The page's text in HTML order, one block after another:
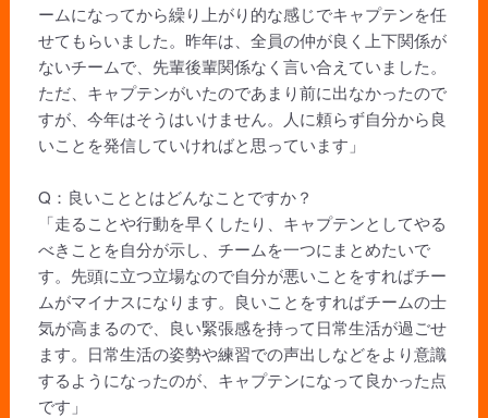
ームになってから繰り上がり的な感じでキャプテンを任
せてもらいました。昨年は、全員の仲が良く上下関係が
ないチームで、先輩後輩関係なく言い合えていました。
ただ、キャプテンがいたのであまり前に出なかったので
すが、今年はそうはいけません。人に頼らず自分から良
いことを発信していければと思っています」
Q：良いこととはどんなことですか？
「走ることや行動を早くしたり、キャプテンとしてやる
べきことを自分が示し、チームを一つにまとめたいで
す。先頭に立つ立場なので自分が悪いことをすればチー
ムがマイナスになります。良いことをすればチームの士
気が高まるので、良い緊張感を持って日常生活が過ごせ
ます。日常生活の姿勢や練習での声出しなどをより意識
するようになったのが、キャプテンになって良かった点
です」